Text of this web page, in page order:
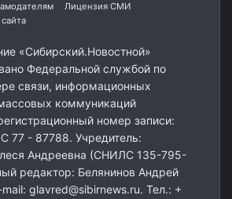
Лицензия СМИ
«Сибирский.Новостной»
Федеральной службой по
связи, информационных
коммуникаций
номер записи:
77 - 87788. Учредитель:
Андреевна (СНИЛС 135-795-
редактор: Белянинов Андрей
mail: glavred@sibirnews.ru. Тел.: +